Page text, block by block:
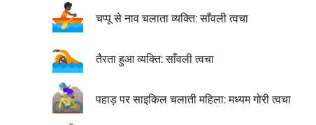
🚣🏿 चप्पू से नाव चलाता व्यक्ति: साँवली त्वचा
🏊🏿 तैरता हुआ व्यक्ति: साँवली त्वचा
🚵🏼‍♀️ पहाड़ पर साइकिल चलाती महिला: मध्यम गोरी त्वचा